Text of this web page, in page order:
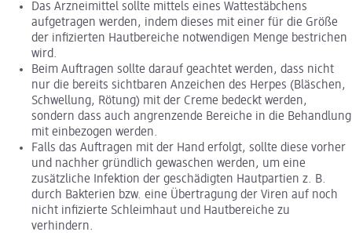
Das Arzneimittel sollte mittels eines Wattestäbchens
aufgetragen werden, indem dieses mit einer für die Größe
der infizierten Hautbereiche notwendigen Menge bestrichen
wird.
Beim Auftragen sollte darauf geachtet werden, dass nicht
nur die bereits sichtbaren Anzeichen des Herpes (Bläschen,
Schwellung, Rötung) mit der Creme bedeckt werden,
sondern dass auch angrenzende Bereiche in die Behandlung
mit einbezogen werden.
Falls das Auftragen mit der Hand erfolgt, sollte diese vorher
und nachher gründlich gewaschen werden, um eine
zusätzliche Infektion der geschädigten Hautpartien z. B.
durch Bakterien bzw. eine Übertragung der Viren auf noch
nicht infizierte Schleimhaut und Hautbereiche zu
verhindern.